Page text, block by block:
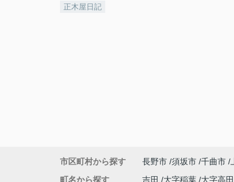
正木屋日記
市区町村から探す 長野市 須坂市 千曲市
町名から探す
吉田 大字稲葉 大字高田